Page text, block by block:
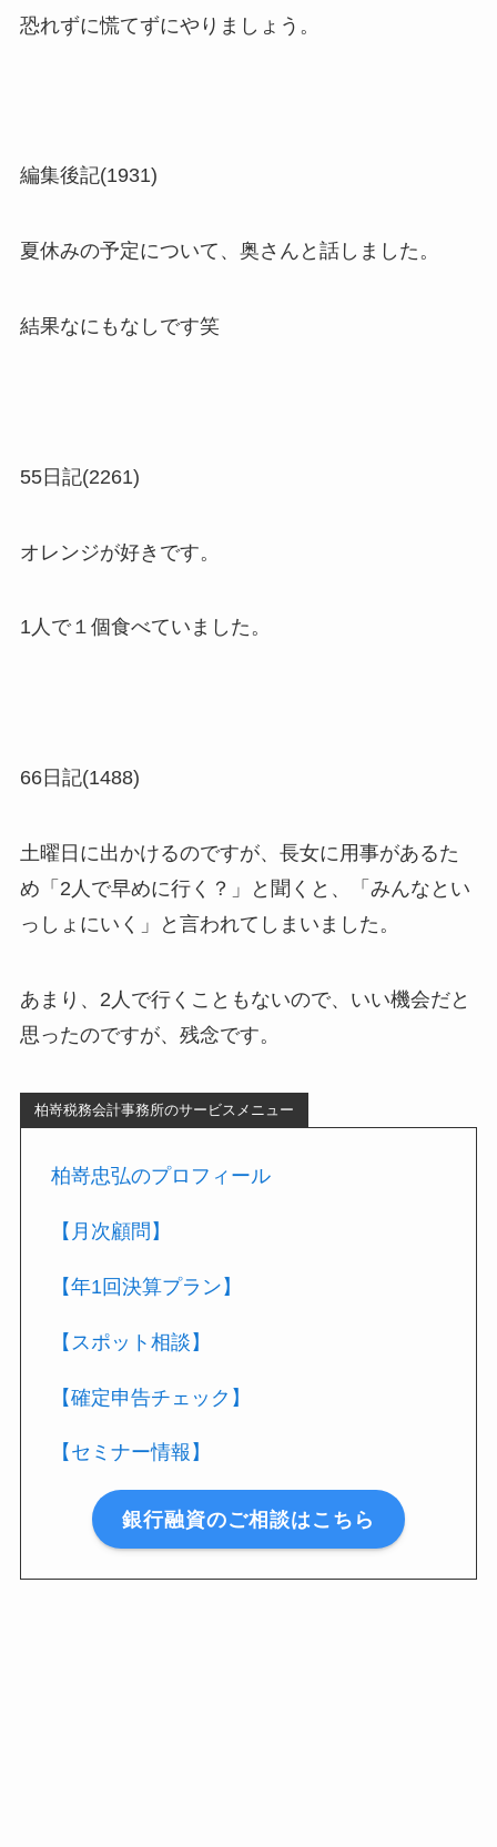
恐れずに慌てずにやりましょう。
編集後記(1931)
夏休みの予定について、奥さんと話しました。
結果なにもなしです笑
55日記(2261)
オレンジが好きです。
1人で１個食べていました。
66日記(1488)
土曜日に出かけるのですが、長女に用事があるた
め「2人で早めに行く？」と聞くと、「みんなとい
っしょにいく」と言われてしまいました。
あまり、2人で行くこともないので、いい機会だと
思ったのですが、残念です。
柏嵜税務会計事務所のサービスメニュー
柏嵜忠弘のプロフィール
【月次顧問】
【年1回決算プラン】
【スポット相談】
【確定申告チェック】
【セミナー情報】
銀行融資のご相談はこちら